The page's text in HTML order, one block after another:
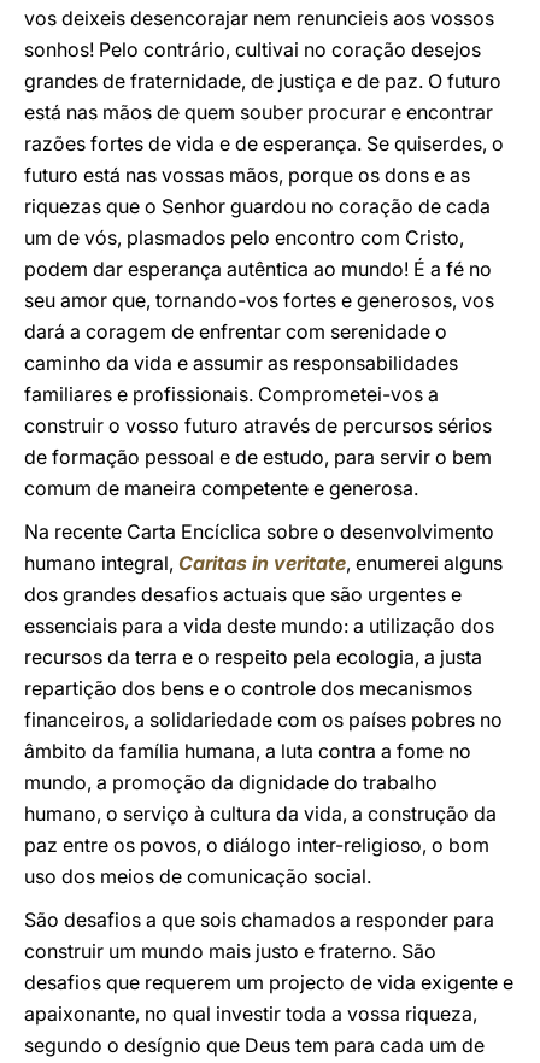
vos deixeis desencorajar nem renuncieis aos vossos
sonhos! Pelo contrário, cultivai no coração desejos
grandes de fraternidade, de justiça e de paz. O futuro
está nas mãos de quem souber procurar e encontrar
razões fortes de vida e de esperança. Se quiserdes, o
futuro está nas vossas mãos, porque os dons e as
riquezas que o Senhor guardou no coração de cada
um de vós, plasmados pelo encontro com Cristo,
podem dar esperança autêntica ao mundo! É a fé no
seu amor que, tornando-vos fortes e generosos, vos
dará a coragem de enfrentar com serenidade o
caminho da vida e assumir as responsabilidades
familiares e profissionais. Comprometei-vos a
construir o vosso futuro através de percursos sérios
de formação pessoal e de estudo, para servir o bem
comum de maneira competente e generosa.
Na recente Carta Encíclica sobre o desenvolvimento
humano integral, Caritas in veritate, enumerei alguns
dos grandes desafios actuais que são urgentes e
essenciais para a vida deste mundo: a utilização dos
recursos da terra e o respeito pela ecologia, a justa
repartição dos bens e o controle dos mecanismos
financeiros, a solidariedade com os países pobres no
âmbito da família humana, a luta contra a fome no
mundo, a promoção da dignidade do trabalho
humano, o serviço à cultura da vida, a construção da
paz entre os povos, o diálogo inter-religioso, o bom
uso dos meios de comunicação social.
São desafios a que sois chamados a responder para
construir um mundo mais justo e fraterno. São
desafios que requerem um projecto de vida exigente e
apaixonante, no qual investir toda a vossa riqueza,
segundo o desígnio que Deus tem para cada um de